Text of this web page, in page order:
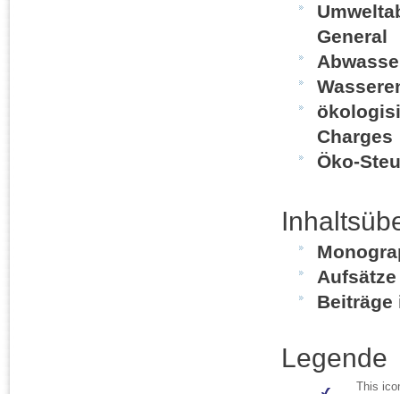
General
Charges
Öko-
Aufsätze
Beiträge
Legende
This